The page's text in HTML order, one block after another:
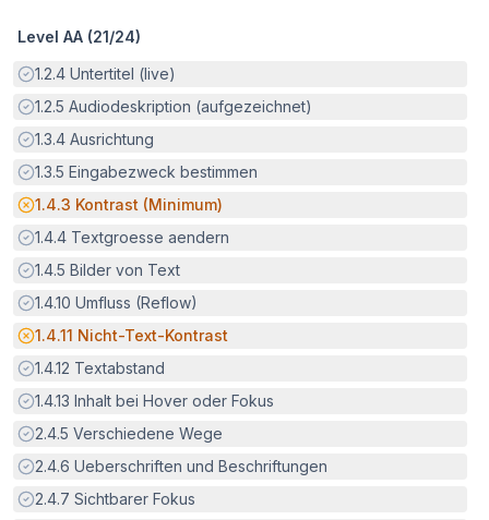
Level AA (21/24)
Erfüllt:
1.2.4 Untertitel (live)
Erfüllt:
1.2.5 Audiodeskription (aufgezeichnet)
Erfüllt:
1.3.4 Ausrichtung
Erfüllt:
1.3.5 Eingabezweck bestimmen
Potenzielle Barriere:
1.4.3 Kontrast (Minimum)
Erfüllt:
1.4.4 Textgroesse aendern
Erfüllt:
1.4.5 Bilder von Text
Erfüllt:
1.4.10 Umfluss (Reflow)
Potenzielle Barriere:
1.4.11 Nicht-Text-Kontrast
Erfüllt:
1.4.12 Textabstand
Erfüllt:
1.4.13 Inhalt bei Hover oder Fokus
Erfüllt:
2.4.5 Verschiedene Wege
Erfüllt:
2.4.6 Ueberschriften und Beschriftungen
Erfüllt:
2.4.7 Sichtbarer Fokus